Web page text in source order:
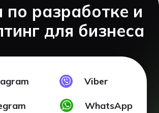
по разработке и
для бизнеса
Viber
WhatsApp